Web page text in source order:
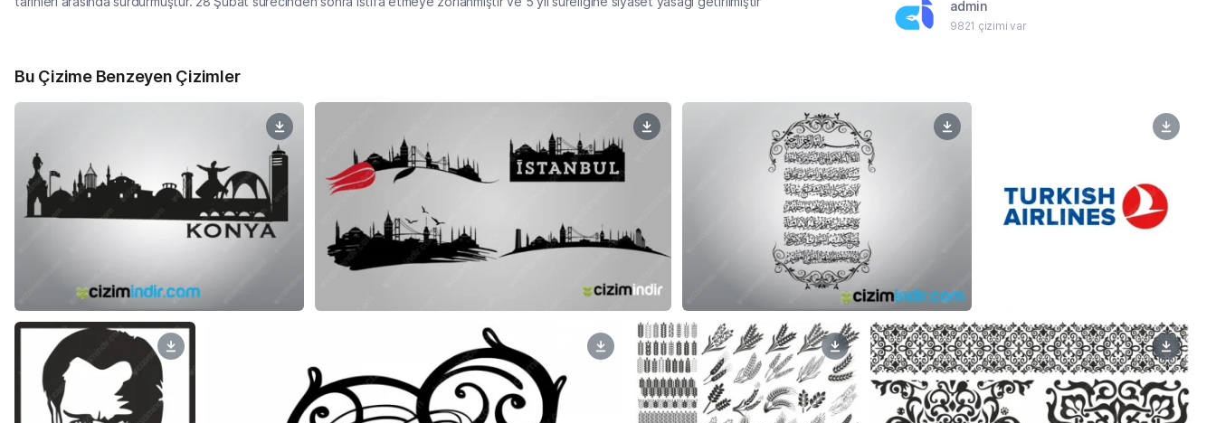
admin
9821 çizimi var
Bu Çizime Benzeyen Çizimler